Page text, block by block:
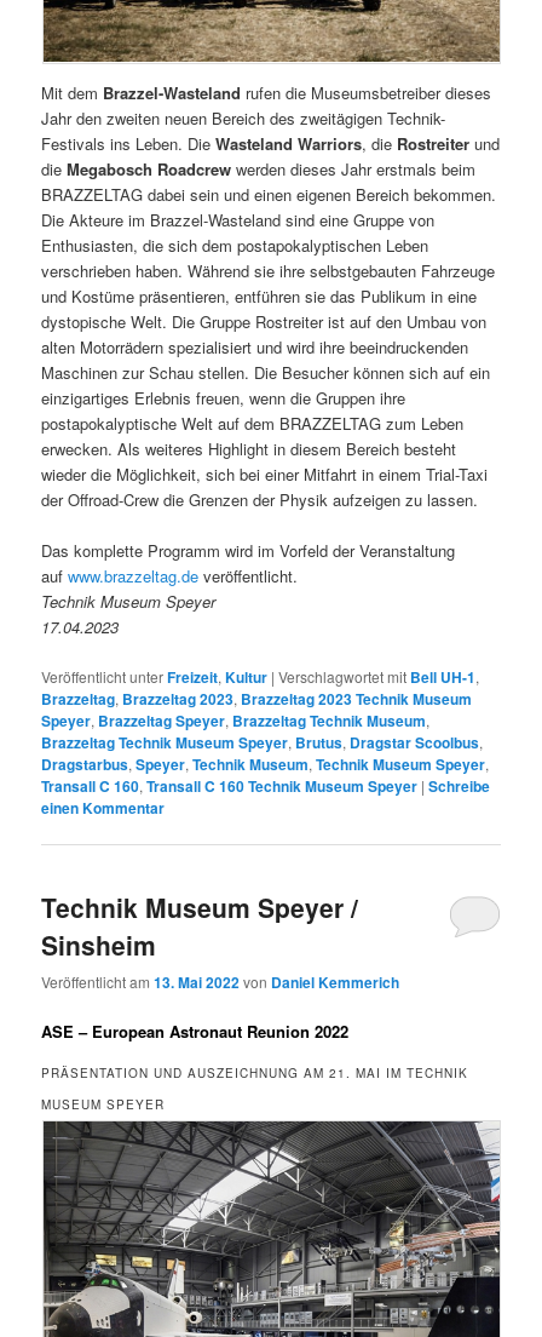
Mit dem Brazzel-Wasteland rufen die Museumsbetreiber dieses
Jahr den zweiten neuen Bereich des zweitägigen Technik-
Festivals ins Leben. DieWasteland Warriors, die Rostreiterund
dieMegabosch Roadcrew werden dieses Jahr erstmals beim
BRAZZELTAG dabei sein und einen eigenen Bereich bekommen.
Die Akteure im Brazzel-Wasteland sind eine Gruppe von
Enthusiasten, die sich dem postapokalyptischen Leben
verschrieben haben. Während sie ihre selbstgebauten Fahrzeuge
und Kostüme präsentieren, entführen sie das Publikum in eine
dystopische Welt. Die Gruppe Rostreiter ist auf den Umbau von
alten Motorrädern spezialisiert und wird ihre beeindruckenden
Maschinen zur Schau stellen. Die Besucher können sich auf ein
einzigartiges Erlebnis freuen, wenn die Gruppen ihre
postapokalyptische Welt auf dem BRAZZELTAG zum Leben
erwecken. Als weiteres Highlight in diesem Bereich besteht
wieder die Möglichkeit, sich bei einer Mitfahrt in einem Trial-Taxi
der Offroad-Crew die Grenzen der Physik aufzeigen zu lassen.
Das komplette Programm wird im Vorfeld der Veranstaltung
aufwww.brazzeltag.de veröffentlicht.
Technik Museum Speyer
17.04.2023
Veröffentlicht unterFreizeit,Kultur |Verschlagwortet mit Bell UH-1,
Brazzeltag, Brazzeltag 2023, Brazzeltag 2023 Technik Museum
Speyer, Brazzeltag Speyer, Brazzeltag Technik Museum,
Brazzeltag Technik Museum Speyer, Brutus, Dragstar Scoolbus,
Dragstarbus,Speyer,Technik Museum,Technik Museum Speyer,
Transall C 160,Transall C 160 Technik Museum Speyer |Schreibe
einen Kommentar
Technik Museum Speyer /
Sinsheim
Veröffentlicht am13. Mai 2022von Daniel Kemmerich
ASE – European Astronaut Reunion 2022
PRÄSENTATION UND AUSZEICHNUNG AM 21. MAI IM TECHNIK
MUSEUM SPEYER